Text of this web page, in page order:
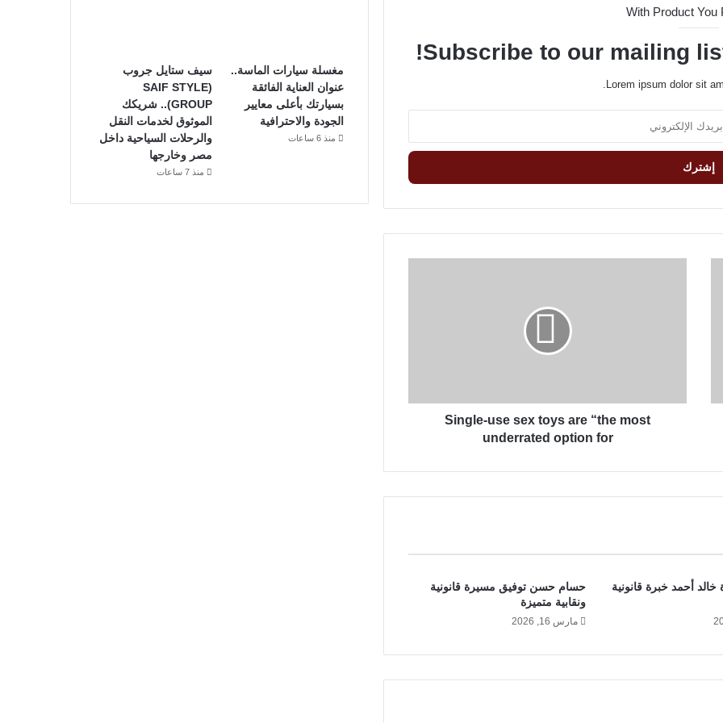
With Product You
Subscribe to our mailing
Lorem ipsum dolor sit
s
x
a
e
e
Single-use sex toys are “the most
underrated option for
خالد أحمد خبرة قانونية
حسام حسن توفيق مسيرة قانونية
ونقابية متميزة
مارس 16, 2026
مغسلة سيارات الماسة..
عنوان العناية الفائقة
بسيارتك بأعلى معايير
الجودة والاحترافية
منذ 6 ساعات
سيف ستايل جروب
(SAIF STYLE
GROUP).. شريكك
الموثوق لخدمات النقل
والرحلات السياحية داخل
مصر وخارجها
منذ 7 ساعات